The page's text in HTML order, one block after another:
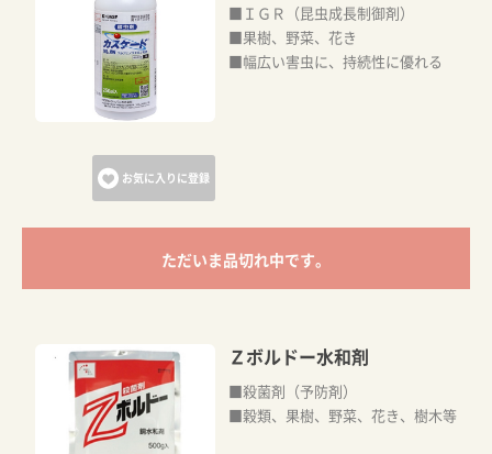
お気に入りに登録
■ＩＧＲ（昆虫成長制御剤）
■果樹、野菜、花き
■幅広い害虫に、持続性に優れる
ただいま品切れ中です。
Ｚボルドー水和剤
■殺菌剤（予防剤）
■穀類、果樹、野菜、花き、樹木等